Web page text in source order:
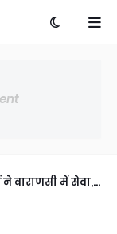
ने वाराणसी में सेवा,